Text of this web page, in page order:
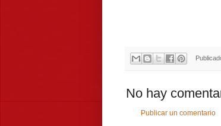
No hay
Publicar un comentario